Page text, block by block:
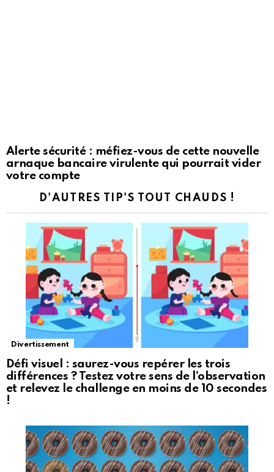
Alerte sécurité : méfiez-vous de cette nouvelle
arnaque bancaire virulente qui pourrait vider
votre compte
D'AUTRES TIP'S TOUT CHAUDS !
Divertissement
Défi visuel : saurez-vous repérer les trois
différences ? Testez votre sens de l’observation
et relevez le challenge en moins de 10 secondes
!